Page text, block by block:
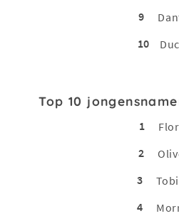
9
10
Top 10
1
2
3
4